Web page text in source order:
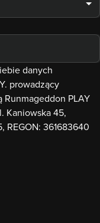
danych
prowadzący
Runmageddon PLAY
Kaniowska 45,
REGON: 361683640